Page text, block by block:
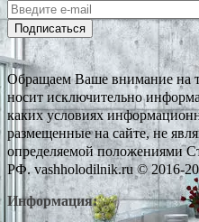
Подписаться
Обращаем Ваше внимание на
носит исключительно
каких условиях
размещенные на сайте, не
определяемой положениями
РФ. vashholodilnik.ru © 2016-
Информация: